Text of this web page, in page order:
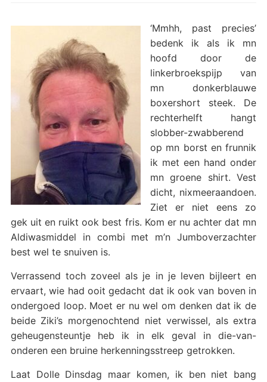
‘Mmhh, past precies’
bedenk ik als ik mn
hoofd door de
linkerbroekspijp van
mn donkerblauwe
boxershort steek. De
rechterhelft hangt
slobber-zwabberend
op mn borst en frunnik
ik met een hand onder
mn groene shirt. Vest
dicht, nixmeeraandoen.
Ziet er niet eens zo
gek uit en ruikt ook best fris. Kom er nu achter dat mn
Aldiwasmiddel in combi met m’n Jumboverzachter
best wel te snuiven is.
Verrassend toch zoveel als je in je leven bijleert en
ervaart, wie had ooit gedacht dat ik ook van boven in
ondergoed loop. Moet er nu wel om denken dat ik de
beide Ziki’s morgenochtend niet verwissel, als extra
geheugensteuntje heb ik in elk geval in die-van-
onderen een bruine herkenningsstreep getrokken.
Laat Dolle Dinsdag maar komen, ik ben niet bang